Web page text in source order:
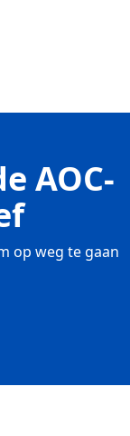
AOC-
op weg te gaan